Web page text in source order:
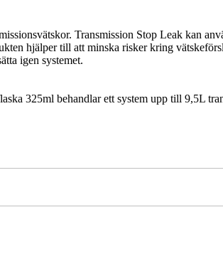
Transmission Stop Leak kan
hjälper till att minska risker kring
igen systemet.
325ml behandlar ett system upp till 9,5L